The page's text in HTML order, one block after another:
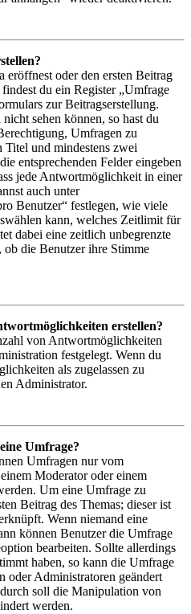
eröffnest oder den ersten Beitrag
findest du ein Register „Umfrage
zur Beitragserstellung.
sehen können, so hast du
Umfragen zu
Titel und mindestens zwei
entsprechenden Felder eingeben
jede Antwortmöglichkeit in einer
auch unter
Benutzer“ festlegen, wie viele
kann, welches Zeitlimit für
dabei eine zeitlich unbegrenzte
die Benutzer ihre Stimme
erstellen?
von Antwortmöglichkeiten
festgelegt. Wenn du
als zugelassen zu
Administrator.
Umfrage?
Umfragen nur vom
Moderator oder einem
Um eine Umfrage zu
Beitrag des Themas; dieser ist
Wenn niemand eine
können Benutzer die Umfrage
bearbeiten. Sollte allerdings
haben, so kann die Umfrage
oder Administratoren geändert
soll die Manipulation von
werden.